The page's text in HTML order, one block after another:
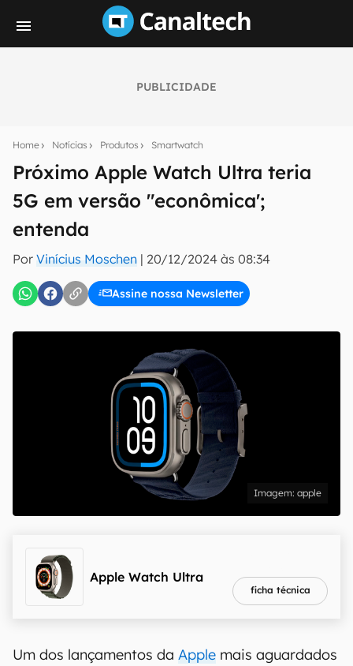
PUBLICIDADE
Home Notícias Produtos Smartwatch
Próximo Apple Watch Ultra teria
5G em versão "econômica';
entenda
Por Vinícius Moschen | 20/12/2024 às 08:34
Assine nossa Newsletter
notícias e reviews sobre tecnologia em primeira
mão.
E-mail
inscreva-se
Uso e Política de Privacidade do Canaltech.
apple
Apple Watch Ultra
ficha técnica
Um dos lançamentos da Apple mais aguardados